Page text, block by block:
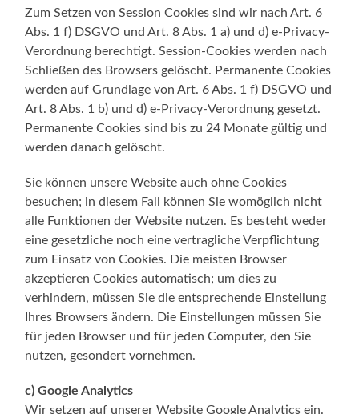
Zum Setzen von Session Cookies sind wir nach Art. 6
Abs. 1 f) DSGVO und Art. 8 Abs. 1 a) und d) e-Privacy-
Verordnung berechtigt. Session-Cookies werden nach
Schließen des Browsers gelöscht. Permanente Cookies
werden auf Grundlage von Art. 6 Abs. 1 f) DSGVO und
Art. 8 Abs. 1 b) und d) e-Privacy-Verordnung gesetzt.
Permanente Cookies sind bis zu 24 Monate gültig und
werden danach gelöscht.
Sie können unsere Website auch ohne Cookies
besuchen; in diesem Fall können Sie womöglich nicht
alle Funktionen der Website nutzen. Es besteht weder
eine gesetzliche noch eine vertragliche Verpflichtung
zum Einsatz von Cookies. Die meisten Browser
akzeptieren Cookies automatisch; um dies zu
verhindern, müssen Sie die entsprechende Einstellung
Ihres Browsers ändern. Die Einstellungen müssen Sie
für jeden Browser und für jeden Computer, den Sie
nutzen, gesondert vornehmen.
c) Google Analytics
Wir setzen auf unserer Website Google Analytics ein.